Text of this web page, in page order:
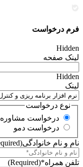
فرم درخواست
Hidden
لینک صفحه
Hidden
لینک
نوع درخواست
درخواست مشاوره
درخواست دمو
نام و نام خانوادگی(Required)
تلفن همراه*(Required)